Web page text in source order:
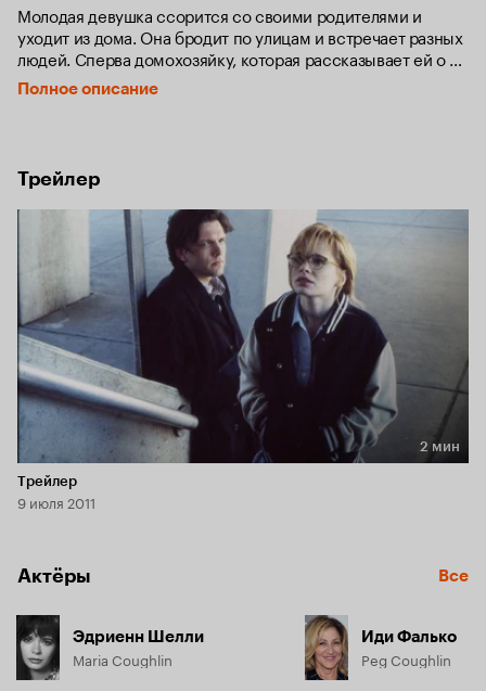
Молодая девушка ссорится со своими родителями и
уходит из дома. Она бродит по улицам и встречает разных
людей. Сперва домохозяйку, которая рассказывает ей о
своих проблемах и немного помогает. Затем мужчину,
который берёт бездомную девушку к себе домой. Между
Полное описание
Трейлер
Длительность 2 мин
2 мин
Трейлер
9 июля 2011
Актёры Все
Эдриенн Шелли
Maria Coughlin
Иди Фалько
Peg Coughlin